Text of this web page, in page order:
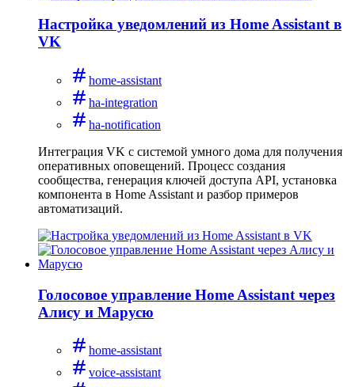
Настройка уведомлений из Home Assistant в
VK
home-assistant
ha-integration
ha-notification
Интеграция VK с системой умного дома для получения
оперативных оповещений. Процесс создания
сообщества, генерация ключей доступа API, установка
компонента в Home Assistant и разбор примеров
автоматизаций.
Голосовое управление Home Assistant через
Алису и Марусю
home-assistant
voice-assistant